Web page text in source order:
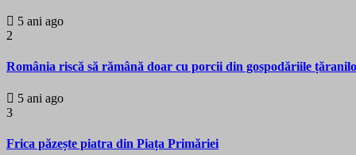
5 ani ago
2
România riscă să rămână doar cu porcii din gospodăriile
5 ani ago
3
Frica păzește piatra din Piața Primăriei